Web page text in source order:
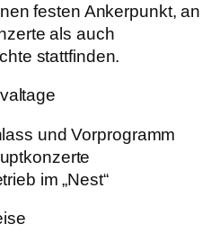
festen Ankerpunkt, an
als auch
stattfinden.
und Vorprogramm
im „Nest“